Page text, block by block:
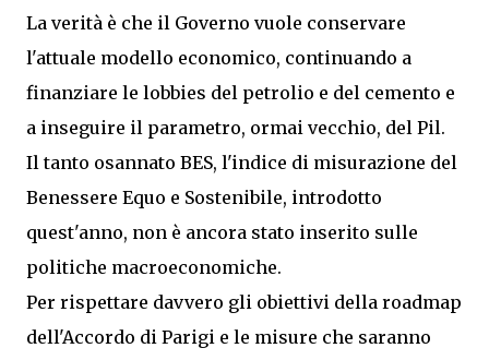
La verità è che il Governo vuole conservare
l'attuale modello economico, continuando a
finanziare le lobbies del petrolio e del cemento e
a inseguire il parametro, ormai vecchio, del Pil.
Il tanto osannato BES, l'indice di misurazione del
Benessere Equo e Sostenibile, introdotto
quest'anno, non è ancora stato inserito sulle
politiche macroeconomiche.
Per rispettare davvero gli obiettivi della roadmap
dell'Accordo di Parigi e le misure che saranno